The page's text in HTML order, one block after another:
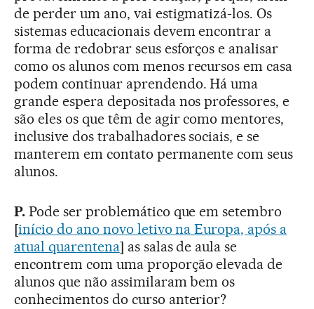
de perder um ano, vai estigmatizá-los. Os
sistemas educacionais devem encontrar a
forma de redobrar seus esforços e analisar
como os alunos com menos recursos em casa
podem continuar aprendendo. Há uma
grande espera depositada nos professores, e
são eles os que têm de agir como mentores,
inclusive dos trabalhadores sociais, e se
manterem em contato permanente com seus
alunos.
P.Pode ser problemático que em setembro
[início do ano novo letivo na Europa, após a
atual quarentena] as salas de aula se
encontrem com uma proporção elevada de
alunos que não assimilaram bem os
conhecimentos do curso anterior?